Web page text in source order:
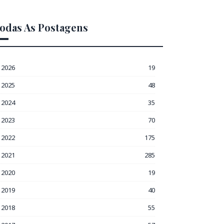
As Postagens
2026
19
2025
48
2024
35
2023
70
2022
175
2021
285
2020
19
2019
40
2018
55